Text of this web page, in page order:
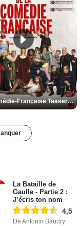
De la Comédie-Française Teaser VF
La Bataille de
Gaulle - Partie 2 :
J’écris ton nom
4,5
De Antonin Baudry